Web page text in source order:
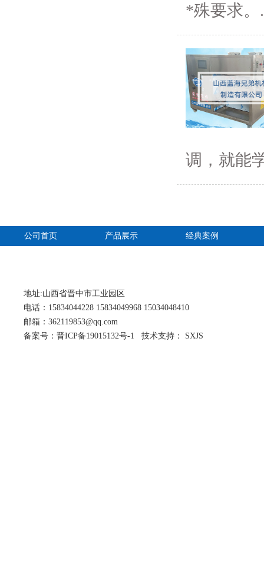
*殊要求。
调，就能
公司首页 产品展示 经典案例
地址:山西省晋中市工业园区
电话：15834044228 15834049968 15034048410
邮箱：362119853@qq.com
备案号：晋ICP备19015132号-1 技术支持： SXJS